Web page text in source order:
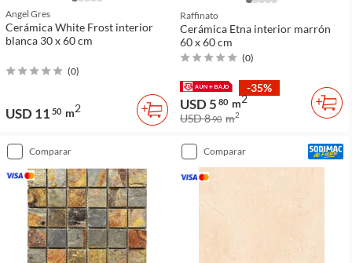
Angel Gres
Cerámica White Frost interior
blanca 30 x 60 cm
(0)
USD 11 50 m2
Raffinato
Cerámica Etna interior marrón
60 x 60 cm
(0)
-35%
USD 5 80 m2
USD 890 m2
comparar comparar